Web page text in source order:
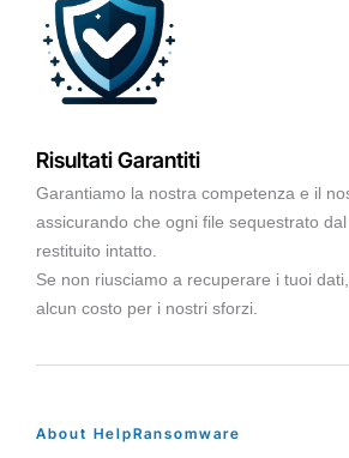
Risultati Garantiti
Garantiamo la nostra competenza e il
assicurando che ogni file sequestrato
restituito intatto.
Se non riusciamo a recuperare i tuoi
alcun costo per i nostri sforzi.
About HelpRansomware